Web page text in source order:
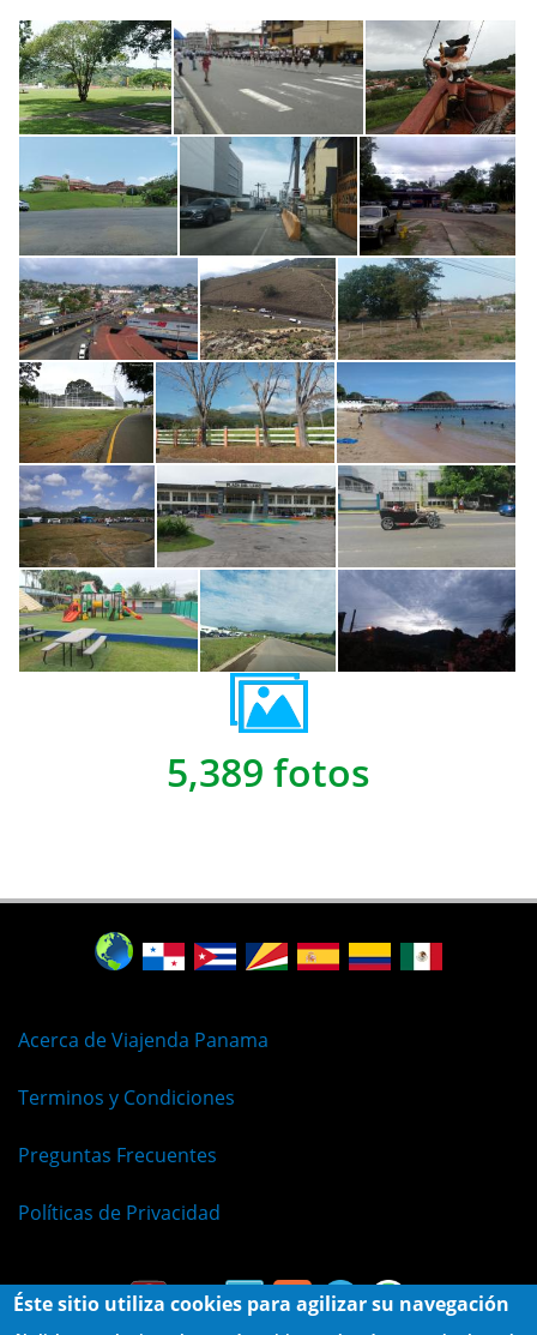
5,389 fotos
Acerca de Viajenda Panama
Terminos y Condiciones
Preguntas Frecuentes
Políticas de Privacidad
Éste sitio utiliza cookies para agilizar su navegación